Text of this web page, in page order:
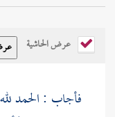
عرض الحاشية
فأجاب : الحمد